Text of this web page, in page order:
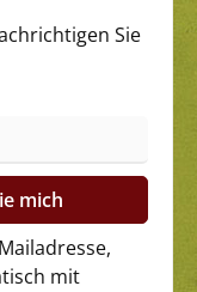
Sie
mich
mit